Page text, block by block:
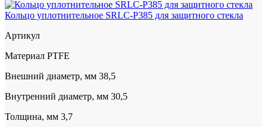
Кольцо уплотнительное SRLC-P385 для защитного стекла
Артикул
Материал PTFE
Внешний диаметр, мм 38,5
Внутренний диаметр, мм 30,5
Толщина, мм 3,7